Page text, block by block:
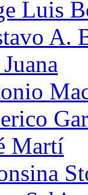
Luis
A.
Martí